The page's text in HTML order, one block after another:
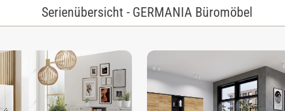
Serienübersicht - GERMANIA Büromöbel
4,67 (3 Bewertungen) 0,00 (0 Bewertungen)